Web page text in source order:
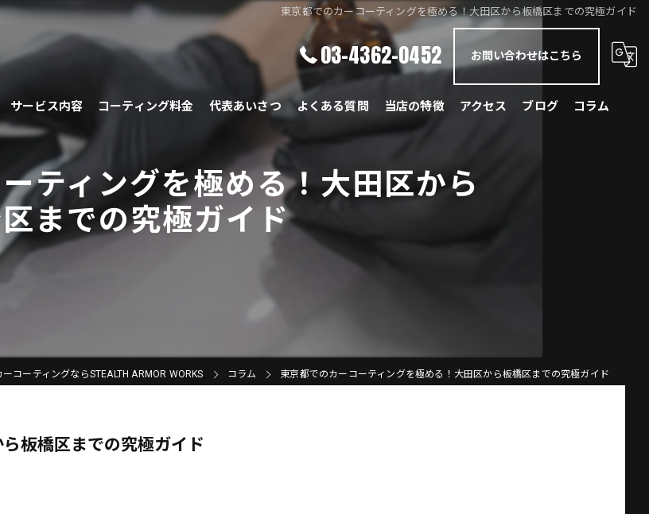
東京都でのカーコーティングを極める！大田区から板橋区までの究極ガイド
03-4362-0452 お問い合わせはこちら
サービス内容 コーティング料金 代表あいさつ よくある質問 当店の特徴
BMW
アクセス ブログ コラム
ティングを極める！大田区から
までの究極ガイド
コーティングならSTEALTH ARMOR WORKS コラム 東京都でのカーコーティングを極める！大田区から板橋区までの究極ガイド
板橋区までの究極ガイド